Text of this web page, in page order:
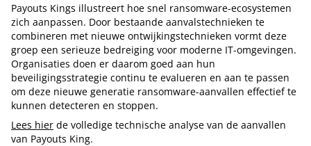
Payouts Kings illustreert hoe snel ransomware-ecosystemen
zich aanpassen. Door bestaande aanvalstechnieken te
combineren met nieuwe ontwijkingstechnieken vormt deze
groep een serieuze bedreiging voor moderne IT-omgevingen.
Organisaties doen er daarom goed aan hun
beveiligingsstrategie continu te evalueren en aan te passen
om deze nieuwe generatie ransomware-aanvallen effectief te
kunnen detecteren en stoppen.
Lees hier de volledige technische analyse van de aanvallen
van Payouts King.